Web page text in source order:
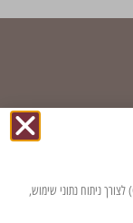
אתר זה עושה שימוש בקובצי Cookies ובפיקסלים (Google, Meta) לצורך ניתוח נתוני שימוש,